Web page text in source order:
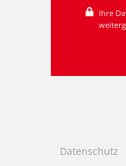
Ihre
Datenschutz